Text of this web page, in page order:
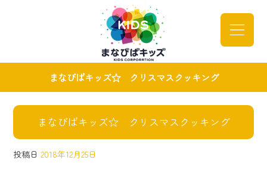
まなびばキッズ☆ クリスマスクッキング
まなびばキッズ☆ クリスマスクッキング
投稿日 2018年12月25日